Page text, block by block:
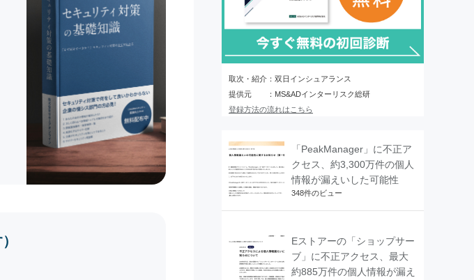
取次・紹介：双日インシュアランス
提供元 ：MS&ADインターリスク総研
登録方法の流れはこちら
「PeakManager」に不正ア
クセス、約3,300万件の個人
情報が漏えいした可能性
348件のビュー
Eストアーの「ショップサー
ブ」に不正アクセス、最大
約885万件の個人情報が漏え